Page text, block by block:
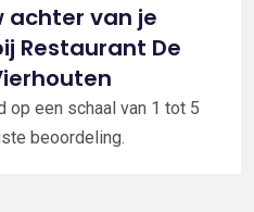
achter van je
Restaurant De
een schaal van 1 tot 5
beoordeling.